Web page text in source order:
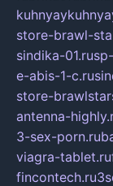
store-brawl-
sindika-01.ru
e-abis-1-c.ru
store-
antenna-
3-sex-porn.ru
viagra-tablet.ru
fincontech.ru